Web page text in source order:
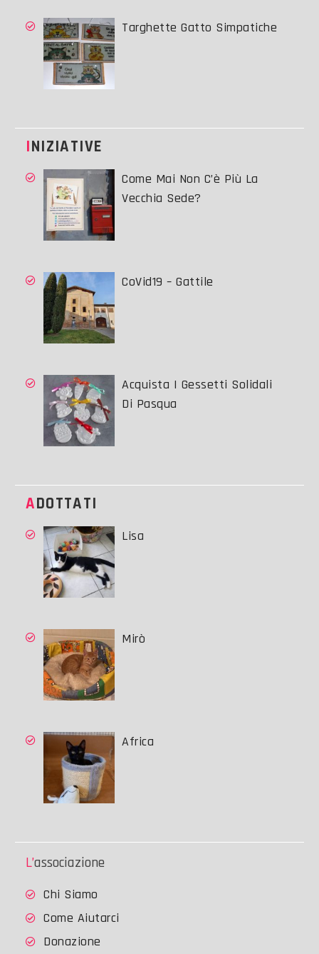
Targhette Gatto Simpatiche
INIZIATIVE
Come Mai Non C’è Più La
Vecchia Sede?
CoVid19 – Gattile
Acquista I Gessetti Solidali
Di Pasqua
ADOTTATI
Lisa
Mirò
Africa
L’associazione
Chi Siamo
Come Aiutarci
Donazione